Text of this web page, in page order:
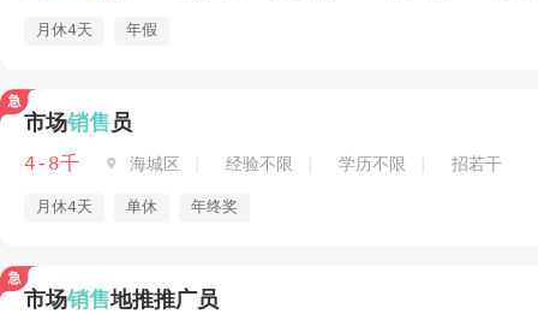
月休4天 年假
市场销售员
4-8千  海城区 经验不限 学历不限 招若干
月休4天 单休 年终奖
市场销售地推推广员